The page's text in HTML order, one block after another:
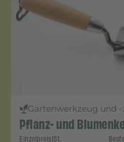
Gartenwerkzeug und
Pflanz- und
Einzelpreis/St.